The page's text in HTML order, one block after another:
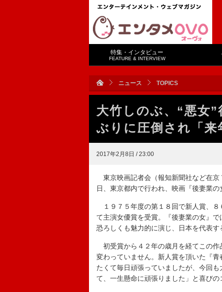
特集・インタビュー
FEATURE & INTERVIEW
ニュース TOPICS
大竹しのぶ、“悪女
ぶりに圧倒され「来
2017年2月8日 / 23:00
東京映画記者会（報知新聞社など在
日、東京都内で行われ、映画『後妻業
１９７５年度の第１８回で新人賞、８
て主演女優賞を受賞。『後妻業の女』
恐ろしくも魅力的に演じ、日本を代表す
初受賞から４２年の歳月を経てこの作
変わっていません。新人賞を頂いた『
たくて毎日頑張っていましたが、今回
て、一生懸命に頑張りました」と喜びの